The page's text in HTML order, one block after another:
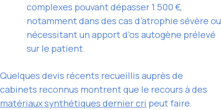
complexes pouvant dépasser 1 500 €,
notamment dans des cas d’atrophie sévère ou
nécessitant un apport d’os autogène prélevé
sur le patient.
Quelques devis récents recueillis auprès de
cabinets reconnus montrent que le recours à des
matériaux synthétiques dernier cri peut faire